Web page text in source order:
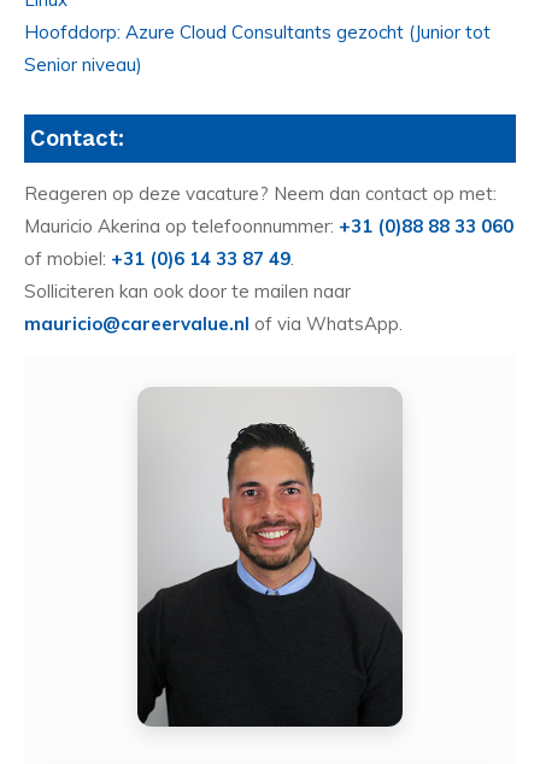
Hoofddorp: Azure Cloud Consultants gezocht (Junior tot
Senior niveau)
Contact:
Reageren op deze vacature? Neem dan contact op met:
Mauricio Akerina op telefoonnummer: +31 (0)88 88 33 060
of mobiel: +31 (0)6 14 33 87 49.
Solliciteren kan ook door te mailen naar
mauricio@careervalue.nl of via WhatsApp.